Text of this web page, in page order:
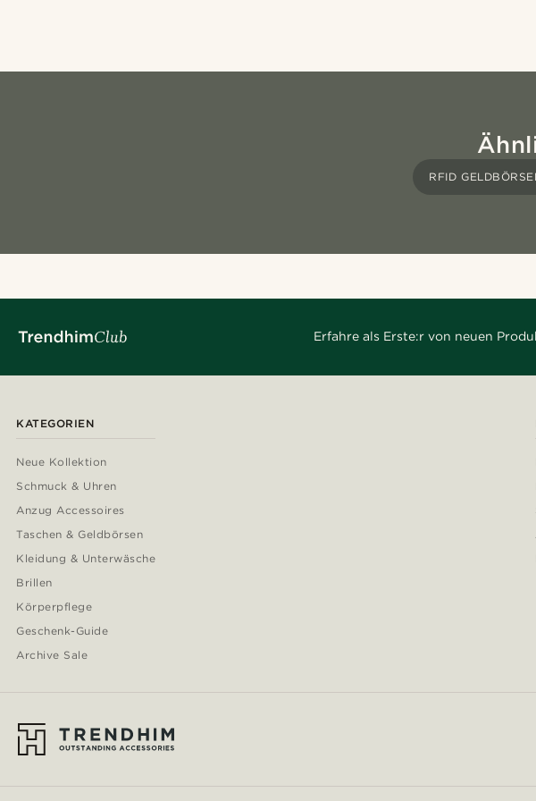
RFID
Erfahre als Erste:r von neuen
KATEGORIEN
Neue Kollektion
Schmuck & Uhren
Anzug Accessoires
Taschen & Geldbörsen
Kleidung & Unterwäsche
Brillen
Körperpflege
Geschenk-Guide
Archive Sale